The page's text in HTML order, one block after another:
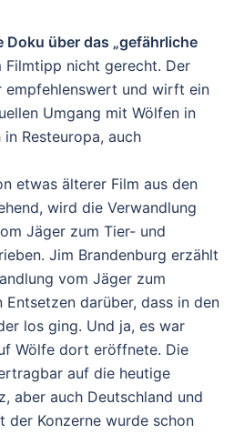
Doku über das „gefährliche
Filmtipp nicht gerecht. Der
empfehlenswert und wirft ein
Umgang mit Wölfen in
Resteuropa, auch
etwas älterer Film aus den
wird die Verwandlung
Jäger zum Tier- und
Jim Brandenburg erzählt
vom Jäger zum
darüber, dass in den
los ging. Und ja, es war
Wölfe dort eröffnete. Die
auf die heutige
aber auch Deutschland und
der Konzerne wurde schon